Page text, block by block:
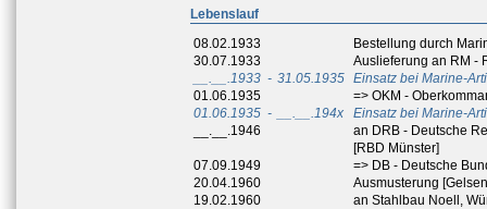
Lebenslauf
08.02.1933
Bestellung durch
30.07.1933
Auslieferung an RM -
__.__.1933 - 31.05.1935 Einsatz bei Marine-
01.06.1935
=> OKM -
01.06.1935 - __.__.194x
Einsatz bei Marine-
__.__.1946
an DRB - Deutsche
[RBD Münster]
07.09.1949
=> DB - Deutsche
20.04.1960
Ausmusterung
19.02.1960
an Stahlbau Noell,